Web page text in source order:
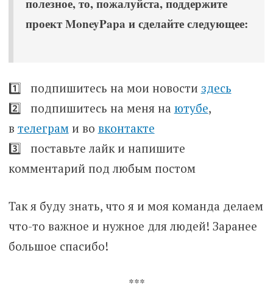
проект MoneyPapa и сделайте следующее:
1️⃣ подпишитесь на мои новости здесь
2️⃣ подпишитесь на меня на ютубе,
в телеграми во вконтакте
3️⃣ поставьте лайк и напишите
комментарий под любым постом
Так я буду знать, что я и моя команда делаем
что-то важное и нужное для людей! Заранее
большое спасибо!
***